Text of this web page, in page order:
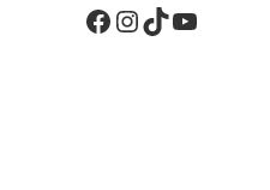
Facebook
Instagram
TikTok
YouTube